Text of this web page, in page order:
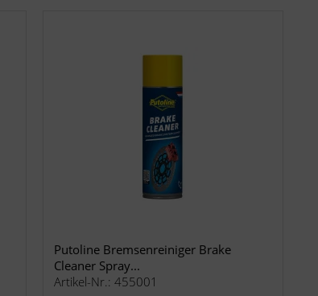
Putoline Bremsenreiniger Brake
Cleaner Spray...
Artikel-Nr.: 455001